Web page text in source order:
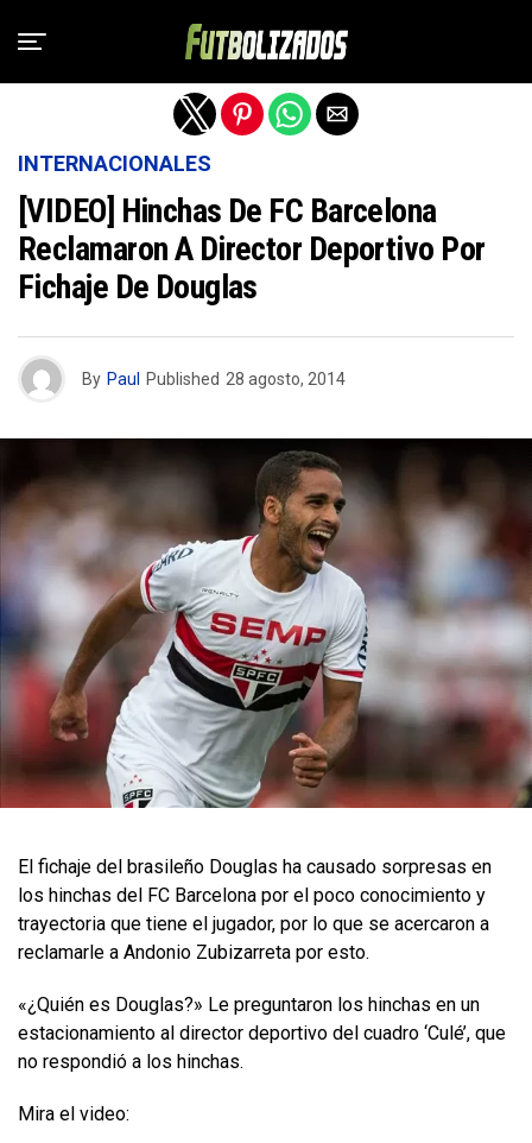
INTERNACIONALES
[VIDEO] Hinchas De FC Barcelona
Reclamaron A Director Deportivo Por
Fichaje De Douglas
By Paul Published 28 agosto, 2014
El fichaje del brasileño Douglas ha causado sorpresas en
los hinchas del FC Barcelona por el poco conocimiento y
trayectoria que tiene el jugador, por lo que se acercaron a
reclamarle a Andonio Zubizarreta por esto.
«¿Quién es Douglas?» Le preguntaron los hinchas en un
estacionamiento al director deportivo del cuadro ‘Culé’, que
no respondió a los hinchas.
Mira el video:
Salir de la versión móvil